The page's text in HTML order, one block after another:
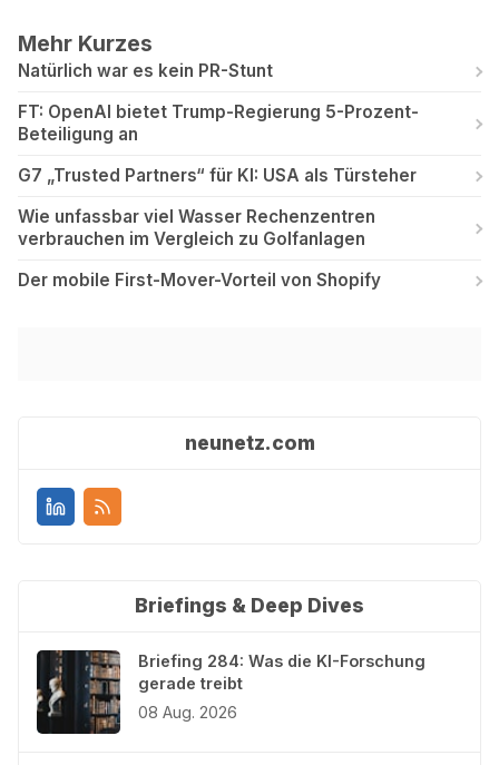
Mehr Kurzes
Natürlich war es kein PR-Stunt
FT: OpenAI bietet Trump-Regierung 5-Prozent-
Beteiligung an
G7 „Trusted Partners“ für KI: USA als Türsteher
Wie unfassbar viel Wasser Rechenzentren
verbrauchen im Vergleich zu Golfanlagen
Der mobile First-Mover-Vorteil von Shopify
neunetz.com
Briefings & Deep Dives
Briefing 284: Was die KI-Forschung
gerade treibt
08 Aug. 2026